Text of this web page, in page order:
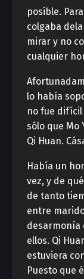
posible.
colgaba
mirar y no
cualquier
lo había
no fue difícil
sólo que Mo
Qi Huan.
Había un
vez, y de
de tanto
entre
desarmonía
ellos. Qi
estuviera
Puesto que